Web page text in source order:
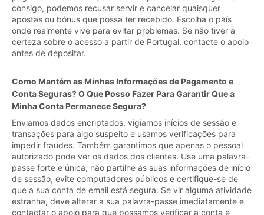
consigo, podemos recusar servir e cancelar quaisquer
apostas ou bónus que possa ter recebido. Escolha o país
onde realmente vive para evitar problemas. Se não tiver a
certeza sobre o acesso a partir de Portugal, contacte o apoio
antes de depositar.
Como Mantém as Minhas Informações de Pagamento e
Conta Seguras? O Que Posso Fazer Para Garantir Que a
Minha Conta Permanece Segura?
Enviamos dados encriptados, vigiamos inícios de sessão e
transações para algo suspeito e usamos verificações para
impedir fraudes. Também garantimos que apenas o pessoal
autorizado pode ver os dados dos clientes. Use uma palavra-
passe forte e única, não partilhe as suas informações de início
de sessão, evite computadores públicos e certifique-se de
que a sua conta de email está segura. Se vir alguma atividade
estranha, deve alterar a sua palavra-passe imediatamente e
contactar o apoio para que possamos verificar a conta e